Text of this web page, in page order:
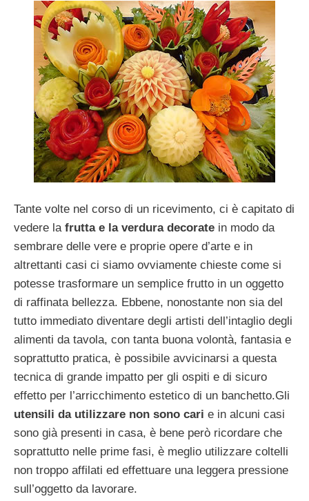
Tante volte nel corso di un ricevimento, ci è capitato di
vedere la frutta e la verdura decorate in modo da
sembrare delle vere e proprie opere d’arte e in
altrettanti casi ci siamo ovviamente chieste come si
potesse trasformare un semplice frutto in un oggetto
di raffinata bellezza. Ebbene, nonostante non sia del
tutto immediato diventare degli artisti dell’intaglio degli
alimenti da tavola, con tanta buona volontà, fantasia e
soprattutto pratica, è possibile avvicinarsi a questa
tecnica di grande impatto per gli ospiti e di sicuro
effetto per l’arricchimento estetico di un banchetto.Gli
utensili da utilizzare non sono cari e in alcuni casi
sono già presenti in casa, è bene però ricordare che
soprattutto nelle prime fasi, è meglio utilizzare coltelli
non troppo affilati ed effettuare una leggera pressione
sull’oggetto da lavorare.